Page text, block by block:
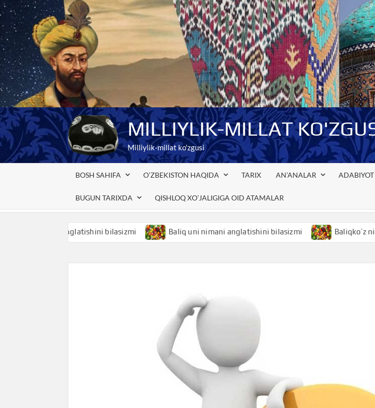
Skip
to
content
MILLIYLIK-MILLAT
Milliylik-millat ko'zgusi
BOSH SAHIFA O’ZBEKISTON HAQIDA TARIX AN’ANALAR ADABIYOT
BUGUN TARIXDA QISHLOQ XO’JALIGIGA OID ATAMALAR
nimani anglatishini bilasizmi Baliq uni nimani anglatishini bilasizmi Baliqko’z nimani